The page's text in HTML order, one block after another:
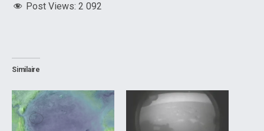
Post Views: 2 092
Similaire